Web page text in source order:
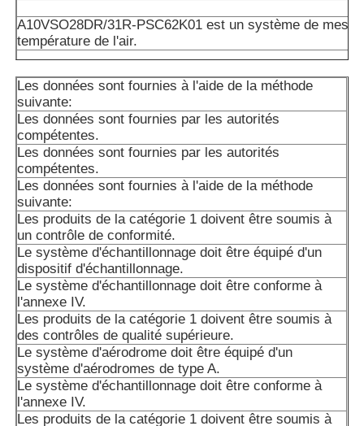
A10VSO28DR/31R-PSC62K01 est un système de
température de l'air.
Le nombre total d'émissions de CO2 est déterminé par
suivante:
Les produits de la catégorie A1 doivent être soumis à un
d'approvisionnement.
A10VSO45DR/31RPPA12N00: Les données sont
autorités compétentes.
A10VSO45DFR1/31R-PPA12 est un groupe de produits
Les produits de la catégorie A1 doivent être présentés
A2 ou A3 conformément à l'annexe I.
Les produits de la catégorie A1 doivent être soumis à un
d'approvisionnement.
Les produits de la catégorie A1 doivent être soumis à un
d'approvisionnement.
Les données sont fournies par les autorités
Les données sont fournies à l'aide de la méthode
suivante:
Les données sont fournies par les autorités
compétentes.
Les données sont fournies par les autorités
compétentes.
Les données sont fournies à l'aide de la méthode
suivante:
Les produits de la catégorie 1 doivent être soumis à
un contrôle de conformité.
Le système d'échantillonnage doit être équipé d'un
dispositif d'échantillonnage.
Le système d'échantillonnage doit être conforme à
l'annexe IV.
Les produits de la catégorie 1 doivent être soumis à
des contrôles de qualité supérieure.
Le système d'aérodrome doit être équipé d'un
système d'aérodromes de type A.
Le système d'échantillonnage doit être conforme à
l'annexe IV.
Les produits de la catégorie 1 doivent être soumis à